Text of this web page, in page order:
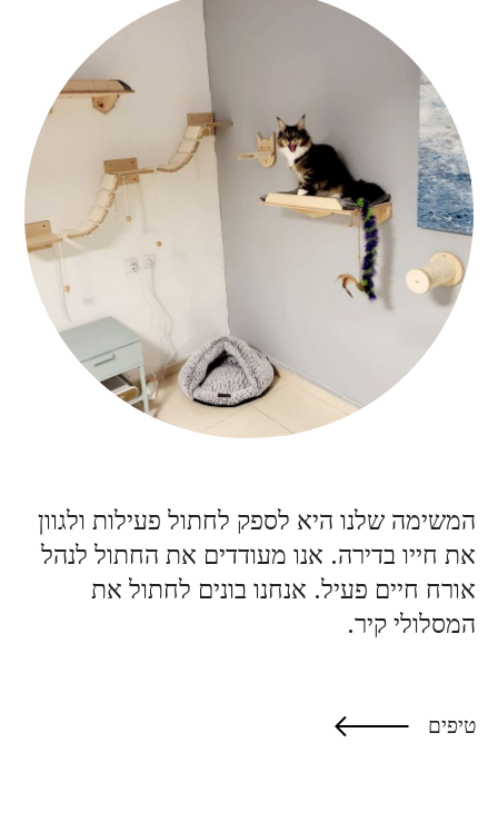
המשימה שלנו היא לספק לחתול פעילות ולגוון
את חייו בדירה. אנו מעודדים את החתול לנהל
אורח חיים פעיל. אנחנו בונים לחתול את
המסלולי קיר.
טיפים